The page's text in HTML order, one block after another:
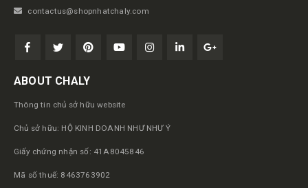
contactus@shopnhatchaly.com
ABOUT CHALY
Thông tin chủ sở hữu website
Chủ sở hữu: HỘ KINH DOANH NHƯ NHƯ Ý
Giấy chứng nhận số: 41A8045846
Mã số thuế: 8463763902